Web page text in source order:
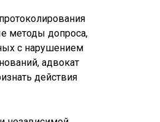
методы допроса,
с нарушением
адвокат
действия